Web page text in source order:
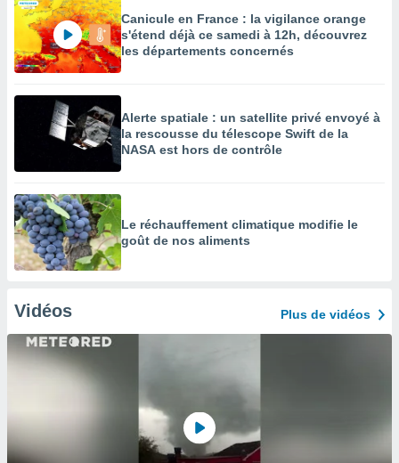
Canicule en France : la vigilance orange
s'étend déjà ce samedi à 12h, découvrez
les départements concernés
Alerte spatiale : un satellite privé envoyé à
la rescousse du télescope Swift de la
NASA est hors de contrôle
Le réchauffement climatique modifie le
goût de nos aliments
Vidéos Plus de vidéos